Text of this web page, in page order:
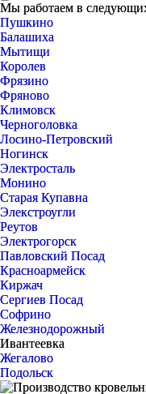
Мы работаем в
Пушкино
Балашиха
Мытищи
Королев
Фрязино
Фряново
Климовск
Черноголовка
Лосино-Петровский
Ногинск
Электросталь
Монино
Старая Купавна
Элекстроугли
Реутов
Электрогорск
Павловский Посад
Красноармейск
Киржач
Сергиев Посад
Софрино
Железнодорожный
Ивантеевка
Жегалово
Подольск